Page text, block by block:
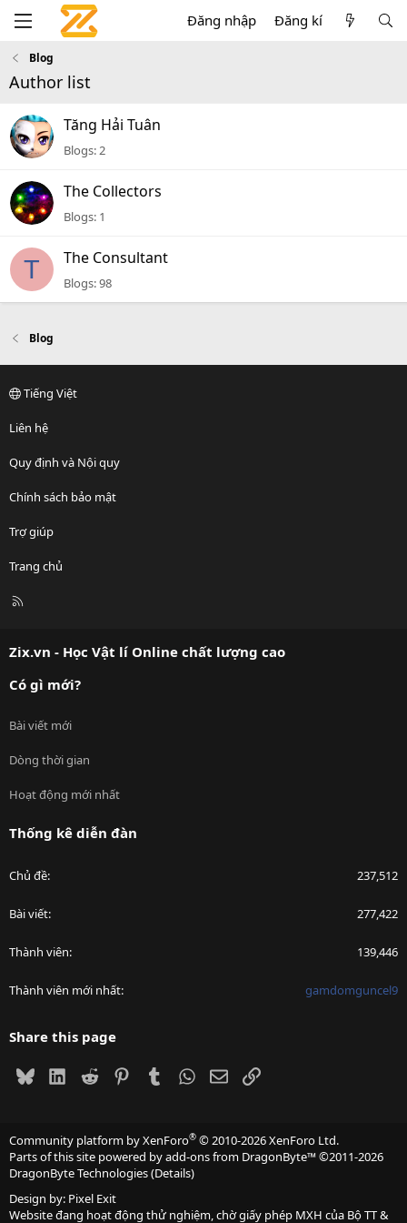
Đăng nhập Đăng kí
Blog
Author list
Tăng Hải Tuân
Blogs 2
The Collectors
Blogs 1
T The Consultant
Blogs 98
Blog
Tiếng Việt
Liên hệ
Quy định và Nội quy
Chính sách bảo mật
Trợ giúp
Trang chủ
R
Zix.vn - Học Vật lí Online chất lượng cao
Có gì mới?
Bài viết mới
Dòng thời gian
Hoạt động mới nhất
Thống kê diễn đàn
Chủ đề 237,512
Bài viết 277,422
Thành viên 139,446
Thành viên mới nhất gamdomguncel9
Share this page
BlueskyLinkedIn
Reddit PinterestTumblrWhatsApp
EmailLink
Community platform by XenForo® © 2010-2026 XenForo Ltd.
Parts of this site powered byadd-ons from DragonByte™©2011-2026
DragonByte Technologies(Details)
Design by: Pixel Exit
Website đang hoạt động thử nghiệm, chờ giấy phép MXH của Bộ TT &